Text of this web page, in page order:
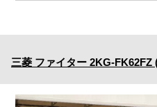
三菱 ファイター 2KG-FK62FZ